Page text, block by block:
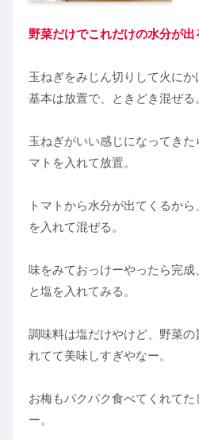
野菜だけでこれだけの水分が
玉ねぎをみじん切りして火にか
基本は放置で、ときどき混ぜる
玉ねぎがいい感じになってき
マトを入れて放置。
トマトから水分が出てくるか
を入れて混ぜる。
味をみておっけーやったら完
と塩を入れてみる。
調味料は塩だけやけど、野菜の
れてて美味しすぎやなー。
お梅もパクパク食べてくれて
ー。